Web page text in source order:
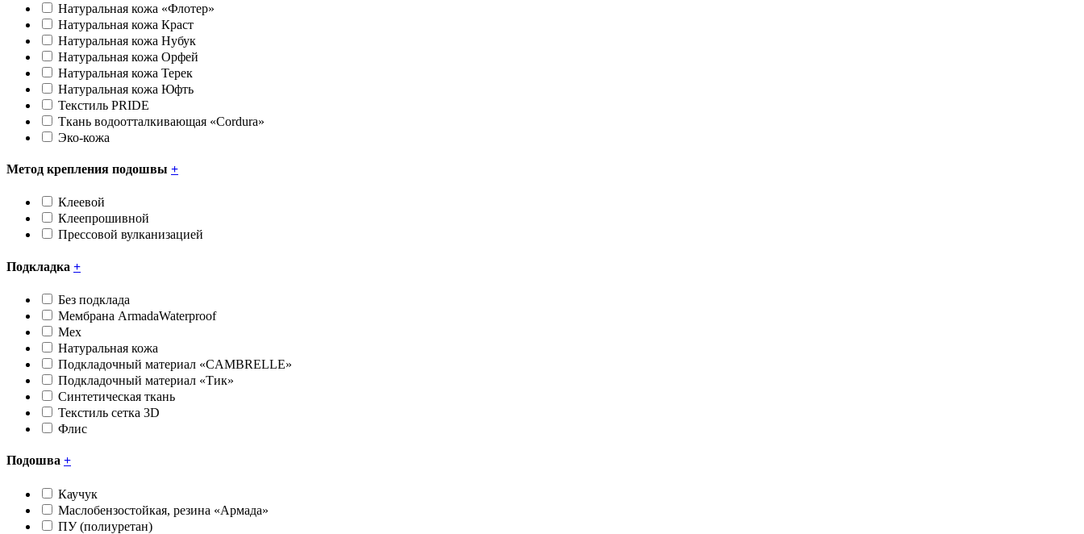
Натуральная кожа «Флотер»
Натуральная кожа Краст
Натуральная кожа Нубук
Натуральная кожа Орфей
Натуральная кожа Терек
Натуральная кожа Юфть
Текстиль PRIDE
Ткань водоотталкивающая «Cоrdura»
Эко-кожа
Метод крепления подошвы +
Клеевой
Клеепрошивной
Прессовой вулканизацией
Подкладка +
Без подклада
Мембрана ArmadaWaterproof
Мех
Натуральная кожа
Подкладочный материал «CAMBRELLE»
Подкладочный материал «Тик»
Синтетическая ткань
Текстиль сетка 3D
Флис
Подошва +
Каучук
Маслобензостойкая, резина «Армада»
ПУ (полиуретан)